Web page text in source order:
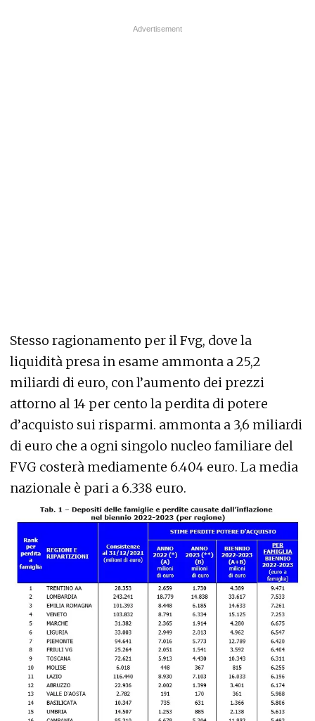
Stesso ragionamento per il Fvg, dove la
liquidità presa in esame ammonta a 25,2
miliardi di euro, con l’aumento dei prezzi
attorno al 14 per cento la perdita di potere
d’acquisto sui risparmi. ammonta a 3,6 miliardi
di euro che a ogni singolo nucleo familiare del
FVG costerà mediamente 6.404 euro. La media
nazionale è pari a 6.338 euro.